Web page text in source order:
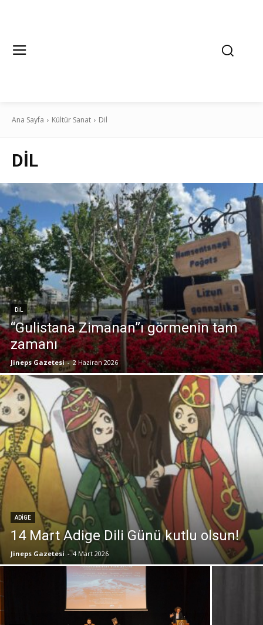
Ana Sayfa Kültür Sanat Dil
DIL
DIL
“Gulistana Zimanan”ı görmenin tam
zamanı
Jineps Gazetesi - 2 Haziran 2026
ADIGE
14 Mart Adige Dili Günü kutlu olsun!
Jineps Gazetesi - 4 Mart 2026